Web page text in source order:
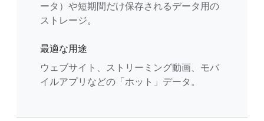
ータ）や短期間だけ保存されるデータ用の
ストレージ。
最適な用途
ウェブサイト、ストリーミング動画、モバ
イルアプリなどの「ホット」データ。